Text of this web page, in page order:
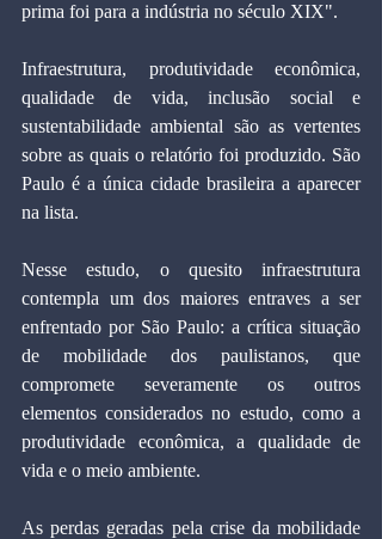
prima foi para a indústria no século XIX".
Infraestrutura, produtividade econômica,
qualidade de vida, inclusão social e
sustentabilidade ambiental são as vertentes
sobre as quais o relatório foi produzido. São
Paulo é a única cidade brasileira a aparecer
na lista.
Nesse estudo, o quesito infraestrutura
contempla um dos maiores entraves a ser
enfrentado por São Paulo: a crítica situação
de mobilidade dos paulistanos, que
compromete severamente os outros
elementos considerados no estudo, como a
produtividade econômica, a qualidade de
vida e o meio ambiente.
As perdas geradas pela crise da mobilidade